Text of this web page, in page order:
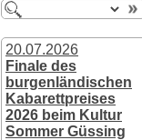
20.07.2026
Finale des
burgenländischen
Kabarettpreises
2026 beim Kultur
Sommer Güssing